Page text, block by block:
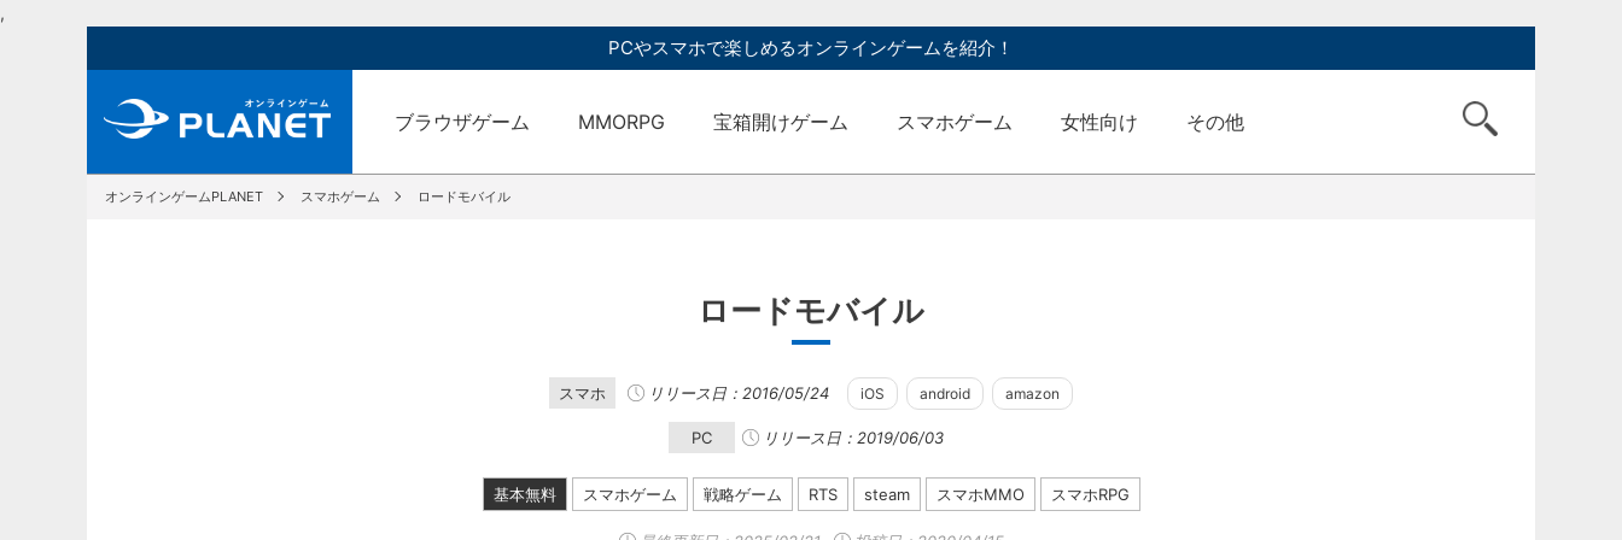
,
PCやスマホで楽しめるオンラインゲームを紹介！
ブラウザゲーム MMORPG 宝箱開けゲーム スマホゲーム 女性向け その他
オンラインゲームPLANET スマホゲーム ロードモバイル
ロードモバイル
スマホ リリース日：2016/05/24 iOS android amazon
PC リリース日：2019/06/03
基本無料 スマホゲーム 戦略ゲーム RTS steam スマホMMO スマホRPG